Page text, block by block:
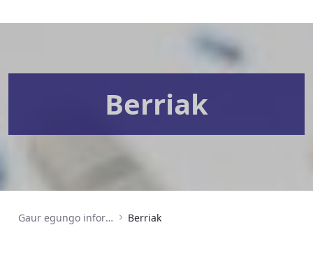
Berriak
Gaur egungo informazioa Berriak